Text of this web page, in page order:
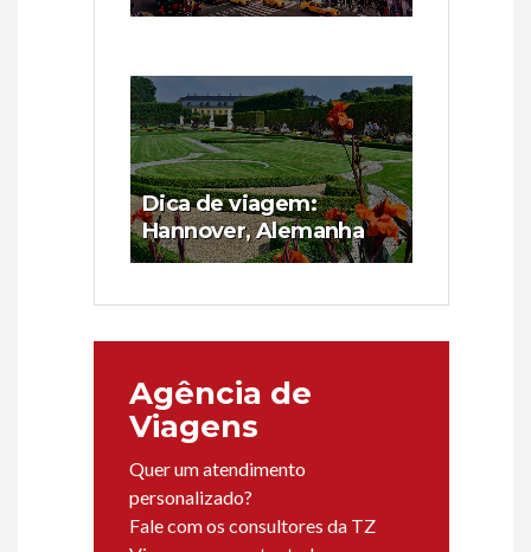
Dica de viagem:
Hannover, Alemanha
Agência de
Viagens
Quer um atendimento
personalizado?
Fale com os consultores da TZ